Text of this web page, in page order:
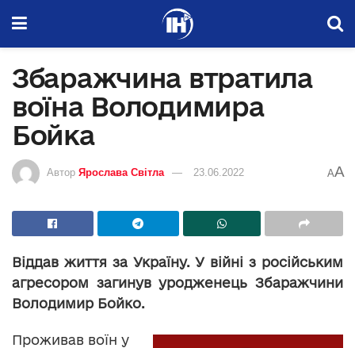
Збаражчина втратила
воїна Володимира
Бойка
Автор Ярослава Світла 23.06.2022 AA
Віддав життя за Україну. У війні з російським
агресором загинув уродженець Збаражчини
Володимир Бойко.
Проживав воїн у